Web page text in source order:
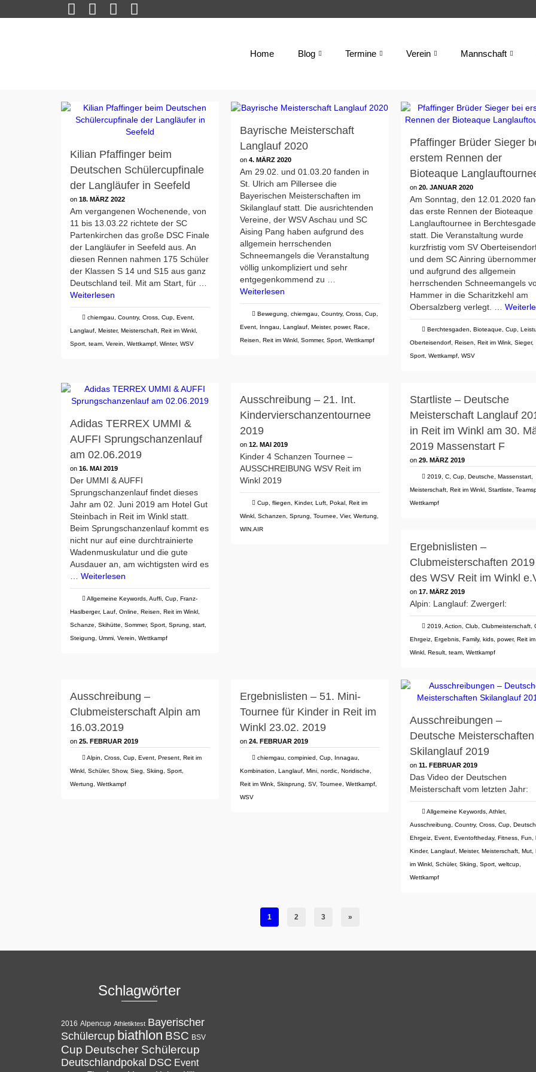
Home Blog Termine Verein Mannschaft
Kilian Pfaffinger beim
Deutschen Schülercupfinale
der Langläufer in Seefeld
on 18. MÄRZ 2022
Am vergangenen Wochenende, von
11 bis 13.03.22 richtete der SC
Partenkirchen das große DSC Finale
der Langläufer in Seefeld aus. An
diesen Rennen nahmen 175 Schüler
der Klassen S 14 und S15 aus ganz
Deutschland teil. Mit am Start, für …
Weiterlesen
chiemgau Country, Cross Cup Event
Langlauf Meister, Meisterschaft Reit im Winkl
Sport team Verein Wettkampf Winter, WSV
Bayrische Meisterschaft
Langlauf 2020
on4. MÄRZ 2020
Am 29.02. und 01.03.20 fanden in
St. Ulrich am Pillersee die
Bayerischen Meisterschaften im
Skilanglauf statt. Die ausrichtenden
Vereine, der WSV Aschau und SC
Aising Pang haben aufgrund des
allgemein herrschenden
Schneemangels die Veranstaltung
völlig unkompliziert und sehr
entgegenkommend zu …
Weiterlesen
Bewegung ,chiemgau ,Country,Cross ,Cup
Event
Inngau ,Langlauf ,Meister,power,Race
Reisen
,Reit im Winkl ,Sommer,Sport ,Wettkampf
Pfaffinger Brüder Sieger
erstem Rennen der
Bioteaque
on20. JANUAR 2020
Am Sonntag, den 12.01.2020
das erste Rennen der Bioteaque
Langlauftournee in
statt. Die Veranstaltung wurde
kurzfristig vom SV
und dem SC Ainring
und aufgrund des allgemein
herrschenden Schneemangels
Hammer in die Scharitzkehl am
Obersalzberg verlegt. …
Berchtesgaden ,Bioteaque ,Cup ,
Oberteisendorf ,Reisen ,Reit im Wink ,Sieger,
Sport ,Wettkampf ,WSV
Adidas TERREX UMMI &
AUFFI Sprungschanzenlauf
am 02.06.2019
on 16. MAI 2019
Der UMMI & AUFFI
Sprungschanzenlauf findet dieses
Jahr am 02. Juni 2019 am Hotel Gut
Steinbach in Reit im Winkl statt.
Beim Sprungschanzenlauf kommt es
nicht nur auf eine durchtrainierte
Wadenmuskulatur und die gute
Ausdauer an, am wichtigsten wird es
Weiterlesen
Allgemeine Keywords Auffi Cup Franz-
Haslberger, Lauf Online Reisen Reit im Winkl
Schanze
Skihütte Sommer, Sport Sprung start
Steigung
Ummi Verein Wettkampf
Ausschreibung – 21. Int.
Kindervierschanzentournee
2019
on12. MAI 2019
Kinder 4 Schanzen Tournee –
AUSSCHREIBUNG WSV Reit im
Winkl 2019
Cup ,fliegen ,Kinder,Luft ,Pokal ,Reit im
Winkl ,Schanzen ,Sprung ,Tournee ,Vier,Wertung
WIN.AIR
Startliste – Deutsche
Meisterschaft Langlauf
in Reit im Winkl am 30.
2019 Massenstart F
on29. MÄRZ 2019
2019 ,C ,Cup ,Deutsche ,Massenstart
Meisterschaft ,Reit im Winkl ,Startliste ,
Wettkampf
Ergebnislisten –
Clubmeisterschaften 2019
des WSV Reit im Winkl
on17. MÄRZ 2019
Alpin: Langlauf: Zwergerl:
2019 ,Action ,Club ,Clubmeisterschaft ,
Ehrgeiz ,Ergebnis ,Family,kids ,power,Reit im
Winkl ,Result ,team ,Wettkampf
Ausschreibung –
Clubmeisterschaft Alpin am
16.03.2019
on 25. FEBRUAR 2019
Alpin Cross Cup Event Present Reit im
Winkl Schüler, Show, Sieg Skiing Sport
Wertung
Wettkampf
Ergebnislisten – 51. Mini-
Tournee für Kinder in Reit im
Winkl 23.02. 2019
on24. FEBRUAR 2019
chiemgau ,compinied ,Cup Innagau
Kombination
,Langlauf ,Mini ,nordic ,Noridische
Reit im Wink ,Skisprung ,SV,Tournee ,Wettkampf
WSV
Ausschreibungen –
Deutsche Meisterschaften
Skilanglauf 2019
on11. FEBRUAR 2019
Das Video der Deutschen
Meisterschaft vom letzten Jahr:
Allgemeine Keywords ,Athlet
Ausschreibung
,Country,Cross ,Cup ,
Ehrgeiz ,Event ,Eventoftheday,Fitness ,Fun ,
Kinder,Langlauf ,Meister,Meisterschaft ,Mut ,
im Winkl ,Schüler,Skiing ,Sport ,weltcup
Wettkampf
1 2 3 »
Schlagwörter
2016 Alpencup Athletiktest Bayerischer
Schülercup biathlon BSC BSV
Cup Deutscher Schülercup
Deutschlandpokal DSC Event